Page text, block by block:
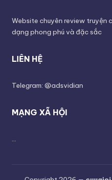
Website chuyên review truyện
dạng phong phú và đặc sắc
LIÊN HỆ
Telegram: @adsvidian
MẠNG XÃ HỘI
...